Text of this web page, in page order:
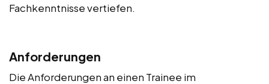
Fachkenntnisse vertiefen.
Anforderungen
Die Anforderungen an einen Trainee im